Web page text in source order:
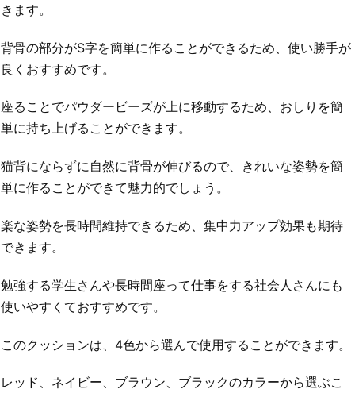
きます。
背骨の部分がS字を簡単に作ることができるため、使い勝手が
良くおすすめです。
座ることでパウダービーズが上に移動するため、おしりを簡
単に持ち上げることができます。
猫背にならずに自然に背骨が伸びるので、きれいな姿勢を簡
単に作ることができて魅力的でしょう。
楽な姿勢を長時間維持できるため、集中力アップ効果も期待
できます。
勉強する学生さんや長時間座って仕事をする社会人さんにも
使いやすくておすすめです。
このクッションは、4色から選んで使用することができます。
レッド、ネイビー、ブラウン、ブラックのカラーから選ぶこ